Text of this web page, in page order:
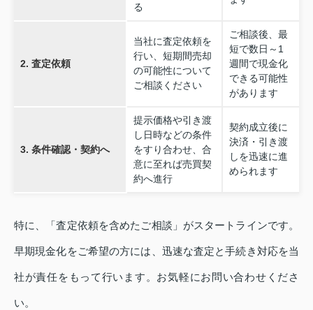
る
2. 査定依頼
当社に査定依頼を
行い、短期間売却
の可能性について
ご相談ください
ご相談後、最
短で数日～1
週間で現金化
できる可能性
があります
3. 条件確認・契約へ
提示価格や引き渡
し日時などの条件
をすり合わせ、合
意に至れば売買契
約へ進行
契約成立後に
決済・引き渡
しを迅速に進
められます
特に、「査定依頼を含めたご相談」がスタートラインです。
早期現金化をご希望の方には、迅速な査定と手続き対応を当
社が責任をもって行います。お気軽にお問い合わせくださ
い。